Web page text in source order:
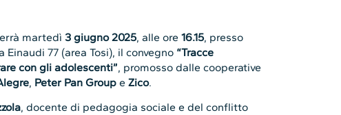
martedì 3 giugno 2025, alle ore16.15, presso
Einaudi 77 (area Tosi), il convegno “Tracce
con gli adolescenti”, promosso dalle cooperative
, Peter Pan Group eZico.
, docente di pedagogia sociale e del conflitto